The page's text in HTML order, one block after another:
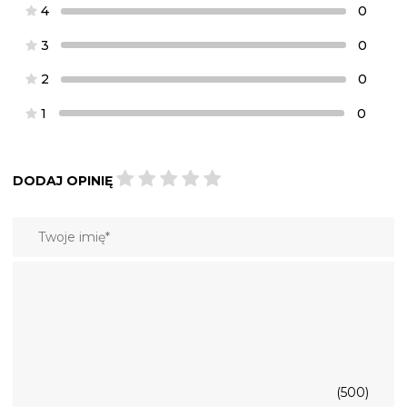
4 0
3 0
2 0
1 0
DODAJ OPINIĘ
(500)